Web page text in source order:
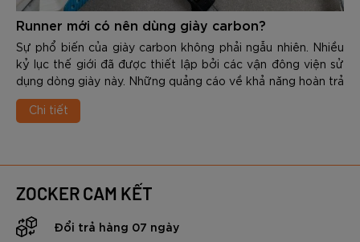
Runner mới có nên dùng giày carbon?
Sự phổ biến của giày carbon không phải ngẫu nhiên. Nhiều
kỷ lục thế giới đã được thiết lập bởi các vận đông viện sử
dụng dòng giày này. Những quảng cáo về khả năng hoàn trả
năng lượng, hỗ trợ tăng tốc cũng như cải thiện thành tích
khiến một số người mới bắt đầu tập cũng muốn sở hữu
nhận dưới góc độ khoa học, kỹ thuật chạy hay cả hiệu quả
đầu tư? Trong nội dung dưới đây các bạn hãy cùng Zocker
tìm hiểu chi tiết nhé.
Chi tiết
ZOCKER CAM KẾT
Đổi trả hàng 07 ngày